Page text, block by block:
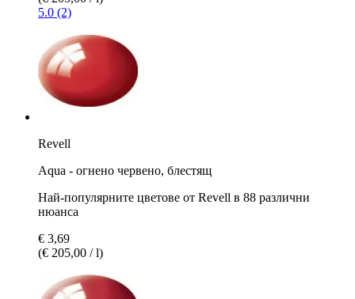
5.0 (2)
Revell
Aqua - огнено червено, блестящ
Най-популярните цветове от Revell в 88 различни
нюанса
€ 3,69
(€ 205,00 / l)